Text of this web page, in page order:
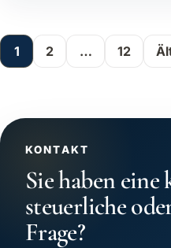
1 2 … 12
KONTAKT
Sie haben
steuerliche
Frage?